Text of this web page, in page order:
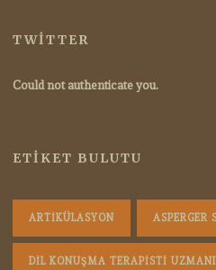
TWITTER
Could not authenticate you.
ETIKET BULUTU
ARTIKÜLASYON ASPERGER
DIL KONUŞMA TERAPISTI UZMANI